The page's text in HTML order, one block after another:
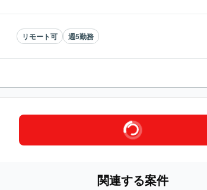
リモート可 週5勤務
関連する案件